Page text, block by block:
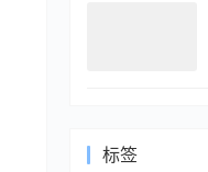
标签